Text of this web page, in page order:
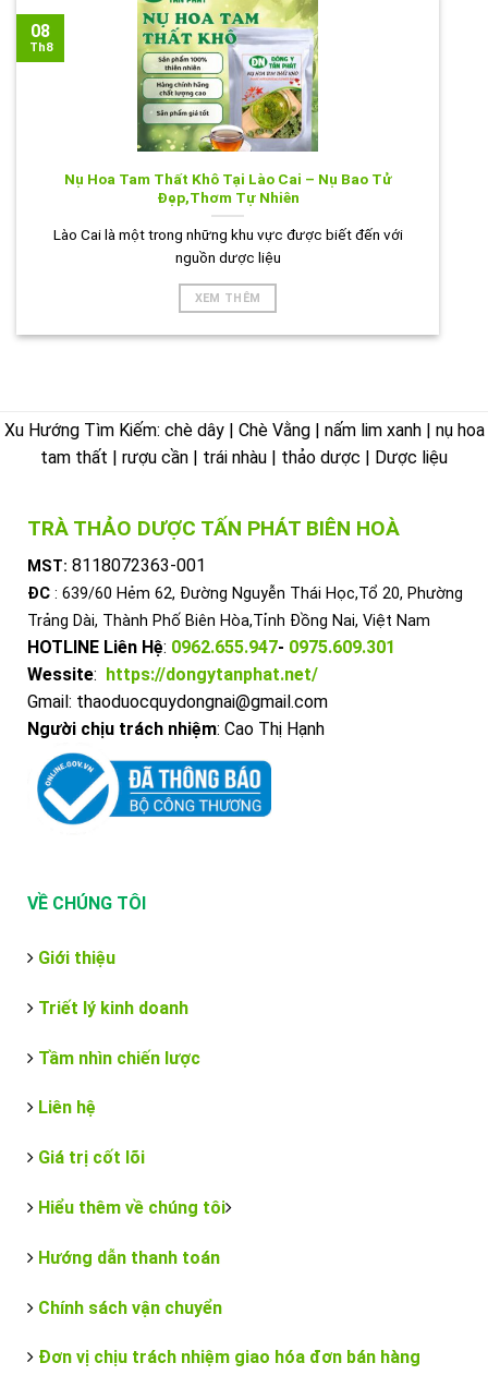
Nụ Hoa Tam Thất Khô Tại Lào Cai – Nụ Bao Tử
Đẹp,Thơm Tự Nhiên
Lào Cai là một trong những khu vực được biết đến với
nguồn dược liệu
XEM THÊM
08
Th8
Xu Hướng Tìm Kiếm: chè dây | Chè Vằng | nấm lim xanh | nụ hoa
tam thất | rượu cần | trái nhàu | thảo dược | Dược liệu
TRÀ THẢO DƯỢC TẤN PHÁT BIÊN HOÀ
MST: 8118072363-001
ĐC : 639/60 Hẻm 62, Đường Nguyễn Thái Học,Tổ 20, Phường
Trảng Dài, Thành Phố Biên Hòa,Tỉnh Đồng Nai, Việt Nam
HOTLINE Liên Hệ: 0962.655.947- 0975.609.301
Wessite:
https://dongytanphat.net/
Gmail: thaoduocquydongnai@gmail.com
Người chịu trách nhiệm: Cao Thị Hạnh
VỀ CHÚNG TÔI
Giới thiệu
Triết lý kinh doanh
Tầm nhìn chiến lược
Liên hệ
Giá trị cốt lõi
Hiểu thêm về chúng tôi
Hướng dẫn thanh toán
Chính sách vận chuyển
Đơn vị chịu trách nhiệm giao hóa đơn bán hàng